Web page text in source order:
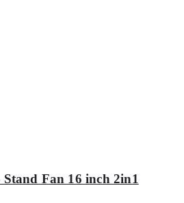
Stand Fan 16 inch 2in1